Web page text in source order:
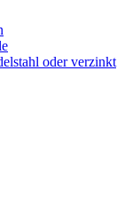
oder verzinkt